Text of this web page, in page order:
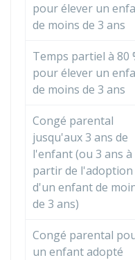
pour élever un
de moins de 3 ans
Temps partiel à 80
pour élever un
de moins de 3 ans
Congé parental
jusqu'aux 3 ans de
l'enfant (ou 3 ans à
partir de l'adoption
d'un enfant de
de 3 ans)
Congé parental
un enfant adopté